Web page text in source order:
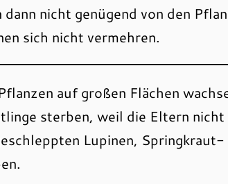
nicht genügend von den
sich nicht vermehren.
auf großen Flächen
sterben, weil die Eltern
Lupinen,